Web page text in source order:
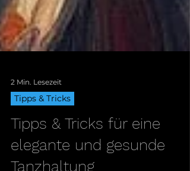
2 Min. Lesezeit
Tipps & Tricks